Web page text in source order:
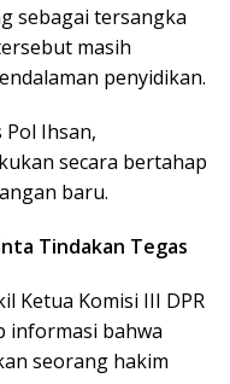
sebagai tersangka
masih
penyidikan.
Pol Ihsan,
secara bertahap
baru.
Tindakan Tegas
Ketua Komisi III DPR
informasi bahwa
seorang hakim